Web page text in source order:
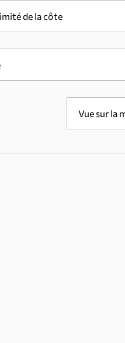
de la côte
Vue sur la